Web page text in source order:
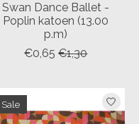
Swan Dance Ballet -
Poplin katoen (13.00
p.m)
€0,65 €1,30
Sale